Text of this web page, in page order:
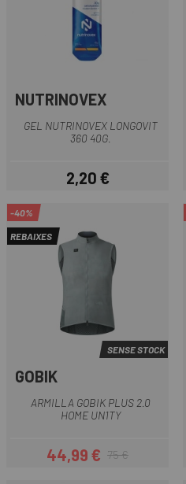
NUTRINOVEX
GEL NUTRINOVEX LONGOVIT
360 40G.
Preu
2,20 €
-40%
REBAIXES
SENSE STOCK
GOBIK
ARMILLA GOBIK PLUS 2.0
HOME UN1TY
Preu
44,99 €Preu regular
75 €